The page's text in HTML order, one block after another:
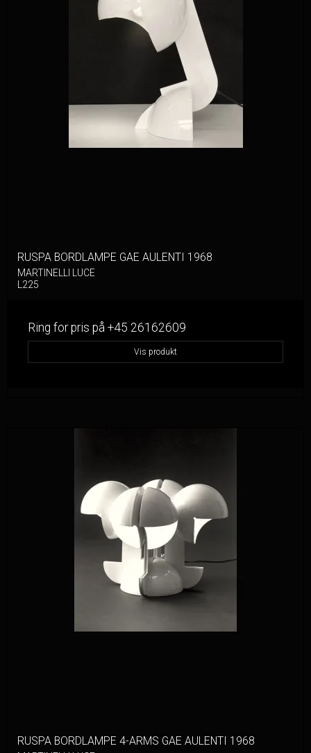
RUSPA BORDLAMPE GAE AULENTI 1968
MARTINELLI LUCE
L225
Ring for pris på +45 26162609
Vis produkt
RUSPA BORDLAMPE 4-ARMS GAE AULENTI 1968